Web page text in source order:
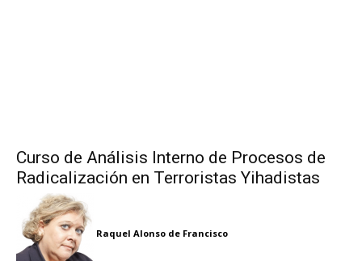
Curso de Análisis Interno de Procesos de
Radicalización en Terroristas Yihadistas
Raquel Alonso de Francisco